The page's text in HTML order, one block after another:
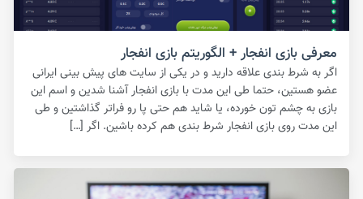
معرفی بازی انفجار + الگوریتم بازی انفجار
اگر به شرط بندی علاقه دارید و در یکی از سایت های پیش بینی ایرانی
عضو هستین، حتما طی این مدت با بازی انفجار آشنا شدین و اسم این
بازی به چشم تون خورده، یا شاید هم حتی پا رو فراتر گذاشتین و طی
این مدت روی بازی انفجار شرط بندی هم کرده باشین. اگر […]